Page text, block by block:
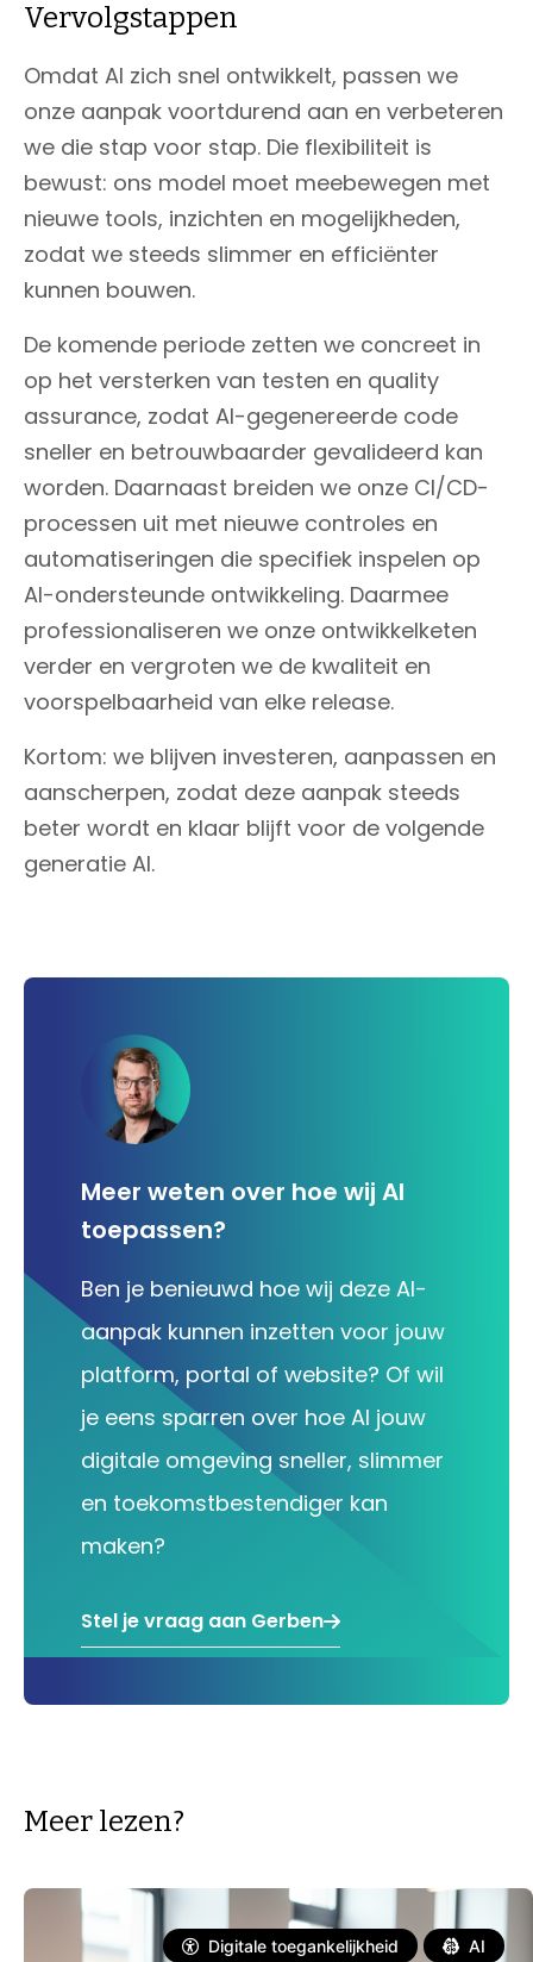
Vervolgstappen
Omdat AI zich snel ontwikkelt, passen we
onze aanpak voortdurend aan en verbeteren
we die stap voor stap. Die flexibiliteit is
bewust: ons model moet meebewegen met
nieuwe tools, inzichten en mogelijkheden,
zodat we steeds slimmer en efficiënter
kunnen bouwen.
De komende periode zetten we concreet in
op het versterken van testen en quality
assurance, zodat AI-gegenereerde code
sneller en betrouwbaarder gevalideerd kan
worden. Daarnaast breiden we onze CI/CD-
processen uit met nieuwe controles en
automatiseringen die specifiek inspelen op
AI-ondersteunde ontwikkeling. Daarmee
professionaliseren we onze ontwikkelketen
verder en vergroten we de kwaliteit en
voorspelbaarheid van elke release.
Kortom: we blijven investeren, aanpassen en
aanscherpen, zodat deze aanpak steeds
beter wordt en klaar blijft voor de volgende
generatie AI.
Meer weten over hoe wij AI
toepassen?
Ben je benieuwd hoe wij deze AI-
aanpak kunnen inzetten voor jouw
platform, portal of website? Of wil
je eens sparren over hoe AI jouw
digitale omgeving sneller, slimmer
en toekomstbestendiger kan
maken?
Stel je vraag aan Gerben
Meer lezen?
Digitale toegankelijkheid AI